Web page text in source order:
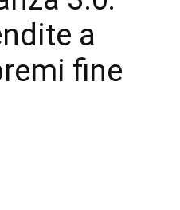
a
fine